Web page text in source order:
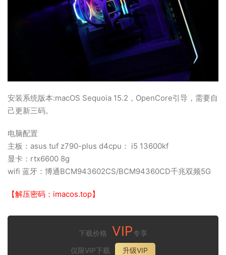
安装系统版本:macOS Sequoia 15.2，OpenCore引导，需要自
己更新三码。
电脑配置
主板：asus tuf z790-plus d4cpu： i5 13600kf
显卡：rtx6600 8g
wifi 蓝牙：博通BCM943602CS/BCM94360CD千兆双频5G
【解压密码：imacos.top】
下载价格 VIP专享
仅限VIP下载
升级VIP